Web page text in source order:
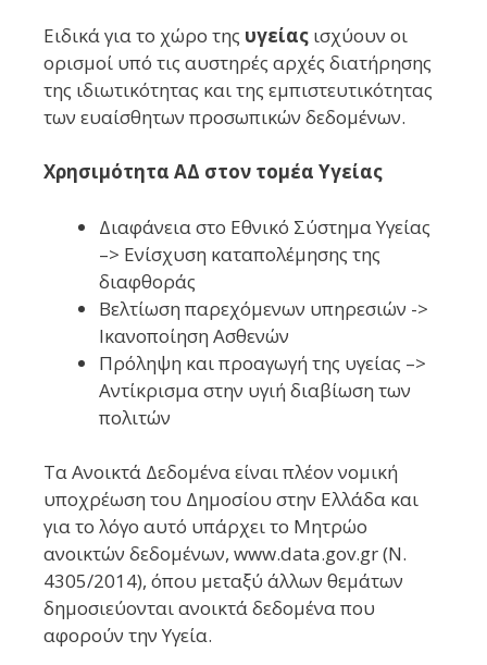
Ειδικά για το χώρο της υγείας ισχύουν οι
ορισμοί υπό τις αυστηρές αρχές διατήρησης
της ιδιωτικότητας και της εμπιστευτικότητας
των ευαίσθητων προσωπικών δεδομένων.
Χρησιμότητα ΑΔ στον τομέα Υγείας
Διαφάνεια στο Εθνικό Σύστημα Υγείας
–> Ενίσχυση καταπολέμησης της
διαφθοράς
Βελτίωση παρεχόμενων υπηρεσιών ->
Ικανοποίηση Ασθενών
Πρόληψη και προαγωγή της υγείας –>
Αντίκρισμα στην υγιή διαβίωση των
πολιτών
Τα Ανοικτά Δεδομένα είναι πλέον νομική
υποχρέωση του Δημοσίου στην Ελλάδα και
για το λόγο αυτό υπάρχει το Μητρώο
ανοικτών δεδομένων, www.data.gov.gr (Ν.
4305/2014), όπου μεταξύ άλλων θεμάτων
δημοσιεύονται ανοικτά δεδομένα που
αφορούν την Υγεία.